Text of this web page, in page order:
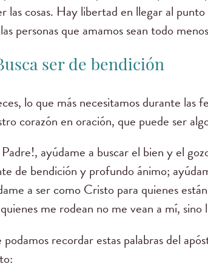
las cosas. Hay libertad en llegar al
personas que amamos sean todo
ser de bendición
lo que más necesitamos durante las
corazón en oración, que puede ser
ayúdame a buscar el bien y el
de bendición y profundo ánimo;
a ser como Cristo para quienes
me rodean no me vean a mí, sino
recordar estas palabras del